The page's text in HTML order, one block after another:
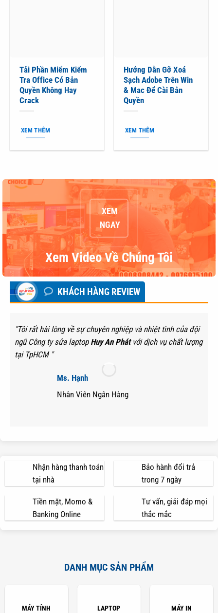
Tải Phần Miểm Kiểm
Tra Office Có Bản
Quyền Không Hay
Crack
XEM THÊM
Hướng Dẫn Gỡ Xoá
Sạch Adobe Trên Win
& Mac Để Cài Bản
Quyền
XEM THÊM
XEM
NGAY
Xem Video Về Chúng Tôi
KHÁCH HÀNG REVIEW
"Tôi rất hài lòng về sự chuyên nghiệp và nhiệt tình của đội
ngũ Công ty sửa laptop Huy An Phátvới dịch vụ chất lượng
tại TpHCM "
Ms. Hạnh
Nhân Viên Ngân Hàng
Nhận hàng thanh toán
tại nhà
Bảo hành đổi trả
trong 7 ngày
Tiền mặt, Momo &
Banking Online
Tư vấn, giải đáp mọi
thắc mắc
DANH MỤC SẢN PHẨM
MÁY TÍNH LAPTOP MÁY IN